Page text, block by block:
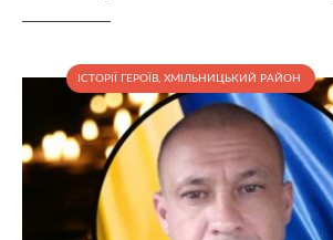
ІСТОРІЇ ГЕРОЇВ ХМІЛЬНИЦЬКИЙ РАЙОН